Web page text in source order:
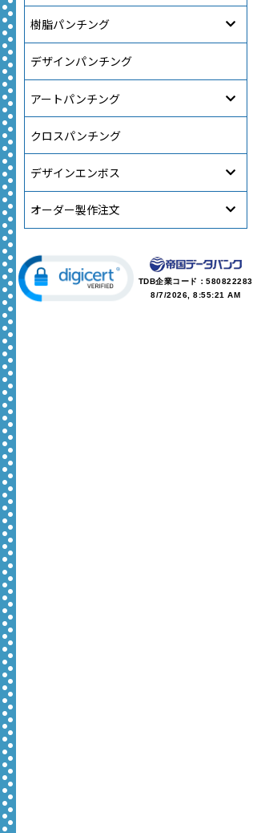
樹脂パンチング
デザインパンチング
アートパンチング
クロスパンチング
デザインエンボス
オーダー製作注文
TDB企業コード：580822283
8/7/2026, 8:55:21 AM